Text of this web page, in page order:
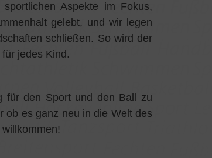
Aspekte im Fokus,
gelebt, und wir legen
schließen. So wird der
jedes Kind.
für den Sport und den Ball zu
ob es ganz neu in die Welt des